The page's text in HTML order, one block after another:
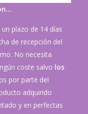
plazo de 14 días
de recepción del
No necesita
coste salvo los
por parte del
adquirido
y en perfectas